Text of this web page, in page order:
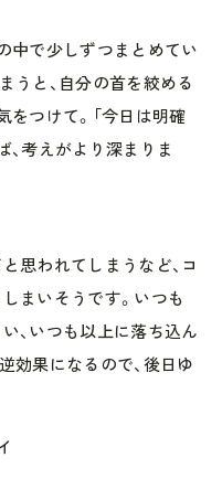
中で少しずつまとめてい
うと、自分の首を絞める
をつけて。「今日は明確
、考えがより深まりま
思われてしまうなど、コ
まいそうです。いつも
、いつも以上に落ち込ん
効果になるので、後日ゆ